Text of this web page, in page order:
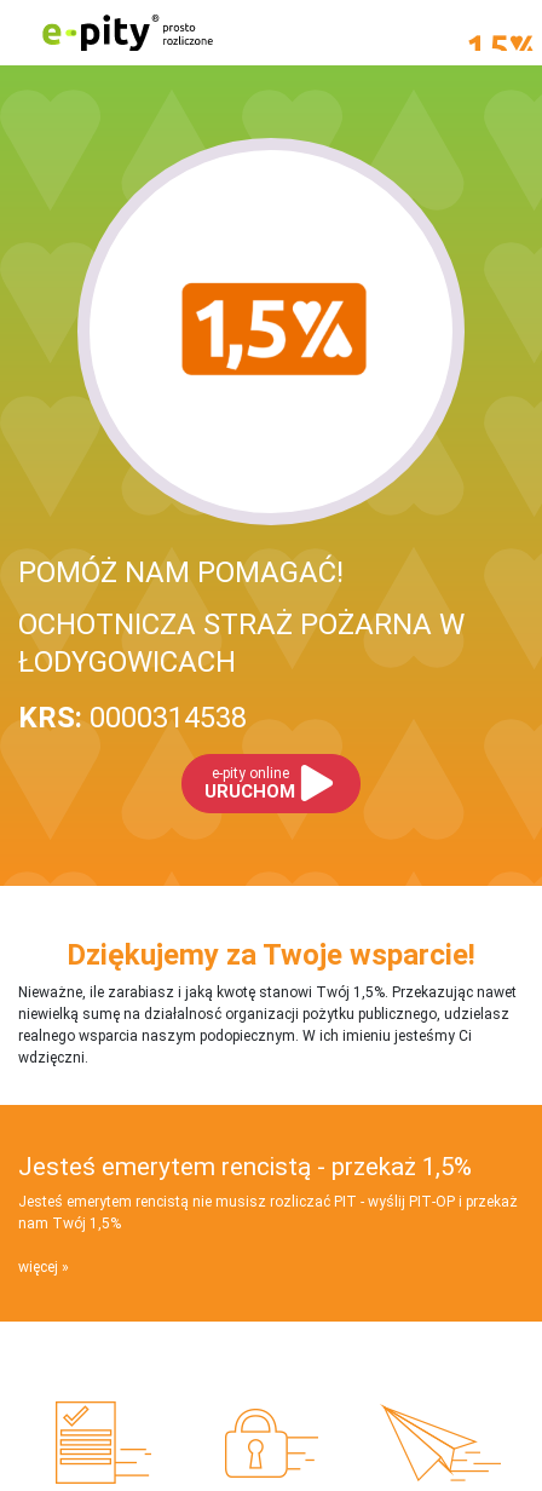
POMÓŻ NAM POMAGAĆ!
OCHOTNICZA STRAŻ POŻARNA W
ŁODYGOWICACH
KRS: 0000314538
e-pity online
URUCHOM
Dziękujemy za Twoje wsparcie!
Nieważne, ile zarabiasz i jaką kwotę stanowi Twój 1,5%. Przekazując nawet
niewielką sumę na działalnosć organizacji pożytku publicznego, udzielasz
realnego wsparcia naszym podopiecznym. W ich imieniu jesteśmy Ci
wdzięczni.
Jesteś emerytem rencistą - przekaż 1,5%
Jesteś emerytem rencistą nie musisz rozliczać PIT - wyślij PIT‑OP i przekaż
nam Twój 1,5%
więcej